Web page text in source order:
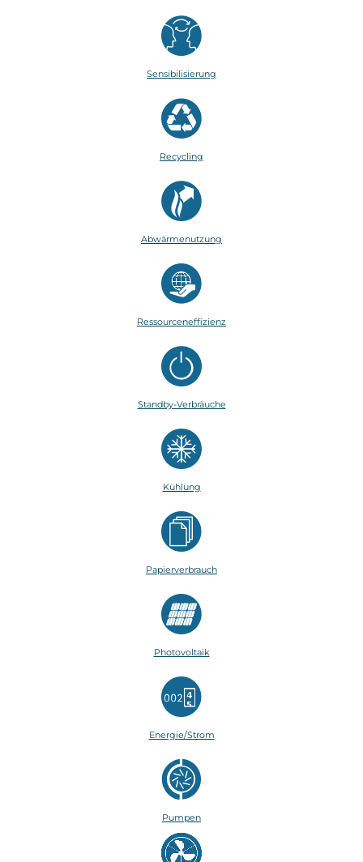
Sensibilisierung
Recycling
Abwärmenutzung
Ressourceneffizienz
Standby-Verbräuche
Kühlung
Papierverbrauch
Photovoltaik
Energie/Strom
Pumpen